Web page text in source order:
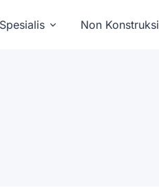
Spesialis Non Konstruksi